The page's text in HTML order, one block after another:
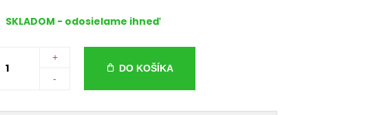
SKLADOM - odosielame ihneď
+
-
DO KOŠÍKA